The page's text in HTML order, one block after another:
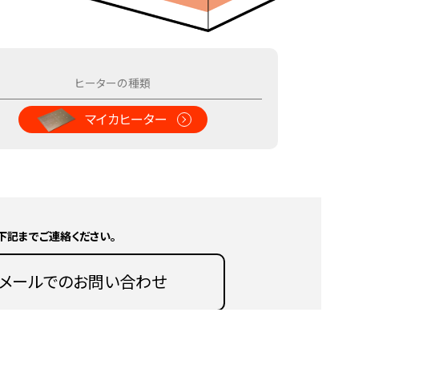
マイカヒーター
までご連絡ください。
メールでのお問い合わせ